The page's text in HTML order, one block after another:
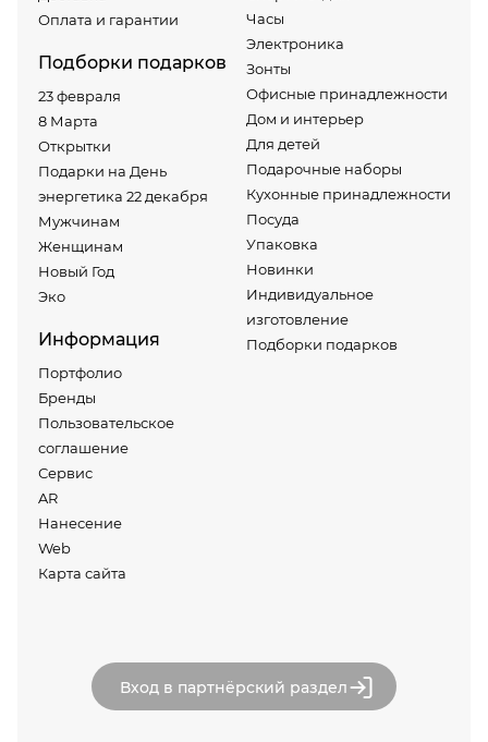
Оплата и гарантии
Подборки подарков
23 февраля
8 Марта
Открытки
Подарки на День
энергетика 22 декабря
Мужчинам
Женщинам
Новый Год
Эко
Информация
Портфолио
Бренды
Пользовательское
соглашение
Сервис
AR
Нанесение
Web
Карта сайта
Часы
Электроника
Зонты
Офисные принадлежности
Дом и интерьер
Для детей
Подарочные наборы
Кухонные принадлежности
Посуда
Упаковка
Новинки
Индивидуальное
изготовление
Подборки подарков
Вход в партнёрский раздел